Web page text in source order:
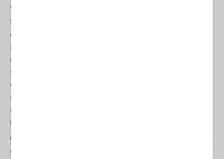
queste stravaganti avventure?
Se Kamala Harris si pone come figura politica di fronte a coloro i
cui voti spera di attirare, sono abbastanza convinto che la sua
ascesa alla ribalta come candidato alla presidenza sia in fondo
un fenomeno psicologico. La sua presenza serve come una
sorta di istruzione. Per me si presenta come un'esecutrice di ciò
che ho chiamato, da quando sono tornato negli Stati Uniti alcuni
anni fa dopo un lungo periodo all'estero, la tirannia della felicità
americana. Non c’è da ridere nell'anno 2024. C’è da spaventarsi
nell'anno 2024.
Questa tirannia, questa soppressione della ragione e dello spirito,
è evidente da molti decenni in America - ammesso che si stia